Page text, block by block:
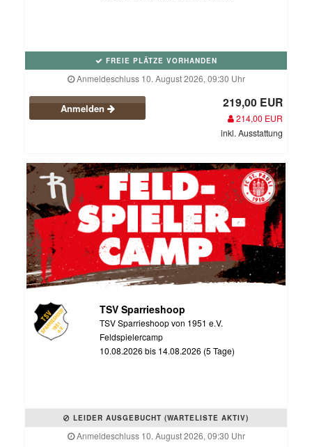
FREIE PLÄTZE VORHANDEN
Anmeldeschluss 10. August 2026, 09:30 Uhr
Anmelden 219,00 EUR
214,00 EUR
inkl. Ausstattung
TSV Sparrieshoop
TSV Sparrieshoop von 1951 e.V.
Feldspielercamp
10.08.2026 bis 14.08.2026 (5 Tage)
LEIDER AUSGEBUCHT (WARTELISTE AKTIV)
Anmeldeschluss 10. August 2026, 09:30 Uhr